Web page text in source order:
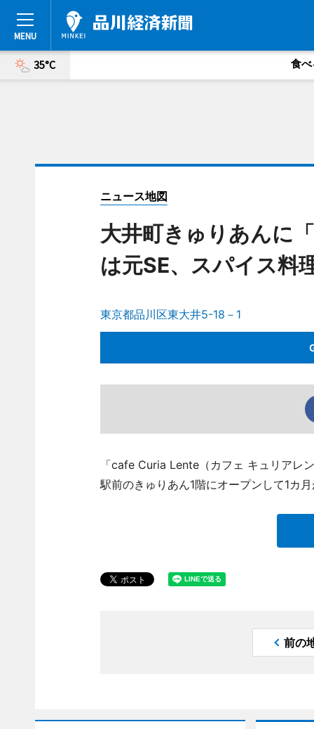
35°C 食べ
ニュース地図
大井町きゅりあんに
は元SE、スパイス料
東京都品川区東大井5-18－1
「cafe Curia Lente（カフェ キュリア
駅前のきゅりあん1階にオープンして1カ
前の